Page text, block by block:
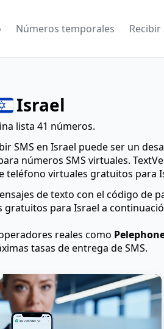
Números temporales Recibir
Israel
lista 41 números.
en Israel puede ser un
números SMS virtuales.
teléfono virtuales gratuitos para
de texto con el código de
gratuitos para Israel a
reales como
tasas de entrega de SMS.